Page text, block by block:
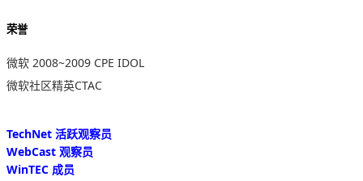
荣誉
微软 2008~2009 CPE IDOL
微软社区精英CTAC
TechNet 活跃观察员
WebCast 观察员
WinTEC 成员